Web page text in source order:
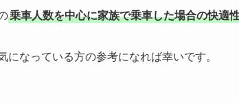
乗車人数を中心に家族で乗車した場合の快適
になっている方の参考になれば幸いです。